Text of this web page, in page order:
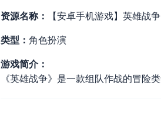
资源名称： 【安卓手机游戏】英雄战
类型： 角色扮演
游戏简介：
《英雄战争》是一款组队作战的冒险